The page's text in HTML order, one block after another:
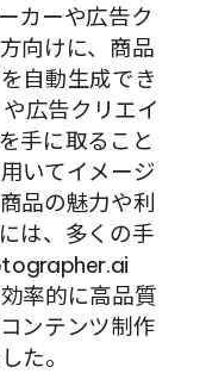
カーや広告ク
向けに、商品
自動生成でき
広告クリエイ
手に取ること
いてイメージ
品の魅力や利
は、多くの手
率的に高品質
ンテンツ制作
た。